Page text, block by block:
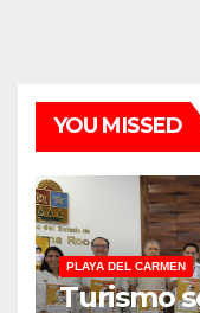
YOU MISSED
PLAYA DEL CARMEN
Turismo